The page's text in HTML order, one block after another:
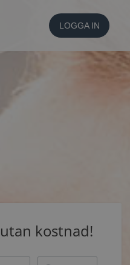
LOGGA IN
kostnad!